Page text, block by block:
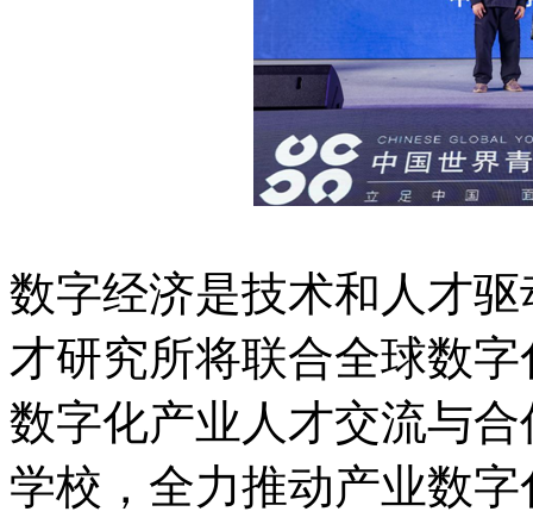
数字经济是技术和人才
才研究所将联合全球数
数字化产业人才交流与
学校，全力推动产业数